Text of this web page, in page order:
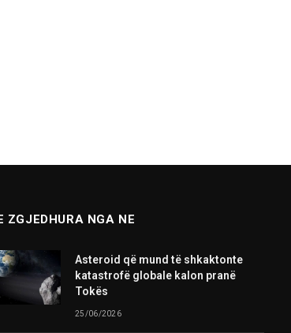
ZGJEDHURA NGA NE
Asteroid që mund të shkaktonte
katastrofë globale kalon pranë
Tokës
25/06/2026